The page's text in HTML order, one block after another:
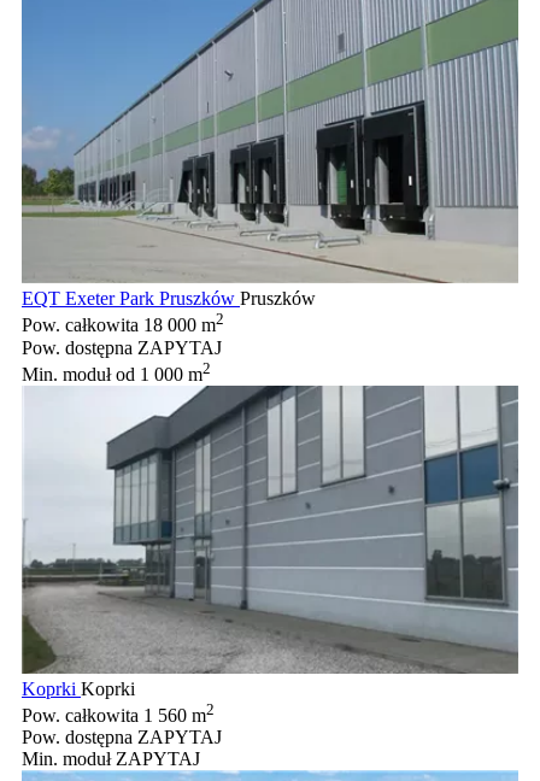
EQT Exeter Park Pruszków Pruszków
Pow. całkowita 18 000 m2
Pow. dostępna ZAPYTAJ
Min. modułod 1 000 m2
Koprki Koprki
Pow. całkowita 1 560 m2
Pow. dostępna ZAPYTAJ
Min. moduł ZAPYTAJ